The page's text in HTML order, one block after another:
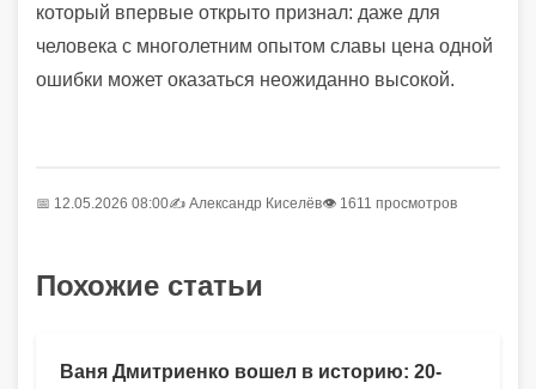
который впервые открыто признал: даже для
человека с многолетним опытом славы цена одной
ошибки может оказаться неожиданно высокой.
📅 12.05.2026 08:00✍️ Александр Киселёв👁 1611 просмотров
Похожие статьи
Ваня Дмитриенко вошел в историю: 20-